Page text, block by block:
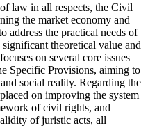
law in all respects, the Civil
the market economy and
address the practical needs of
theoretical value and
on several core issues
Specific Provisions, aiming to
social reality. Regarding the
on improving the system
of civil rights, and
of juristic acts, all